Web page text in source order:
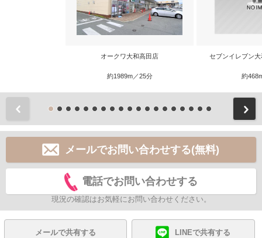
オークワ大和高田店
約1989m／25分
セブンイレブン
約
メールでお問い合わせする(無料)
電話でお問い合わせする
現況の確認はお気軽にお問い合わせください。
メールで共有する LINEで共有する